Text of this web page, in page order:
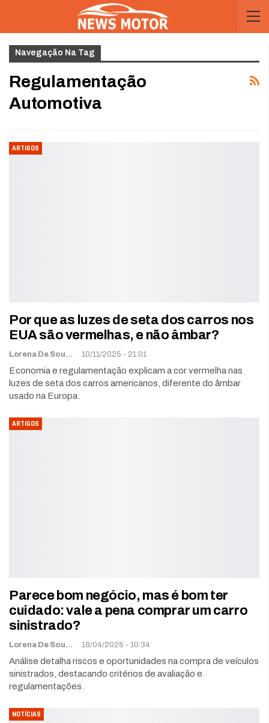
Navegação Na Tag
Regulamentação
Automotiva
ARTIGOS
Por que as luzes de seta dos carros nos
EUA são vermelhas, e não âmbar?
Lorena De Sousa 10/11/2025 - 21:01
Economia e regulamentação explicam a cor vermelha nas
luzes de seta dos carros americanos, diferente do âmbar
usado na Europa.
ARTIGOS
Parece bom negócio, mas é bom ter
cuidado: vale a pena comprar um carro
sinistrado?
Lorena De Sousa 18/04/2025 - 10:34
Análise detalha riscos e oportunidades na compra de veículos
sinistrados, destacando critérios de avaliação e
regulamentações.
NOTÍCIAS